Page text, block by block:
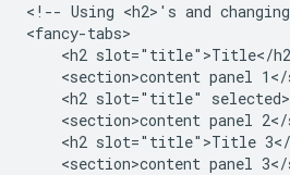
<!-- Using <h2>'s and
<fancy-tabs>
<h2 slot="title">Title</
<section>content panel
<h2 slot="title"
<section>content panel
<h2 slot="title">Title
<section>content panel